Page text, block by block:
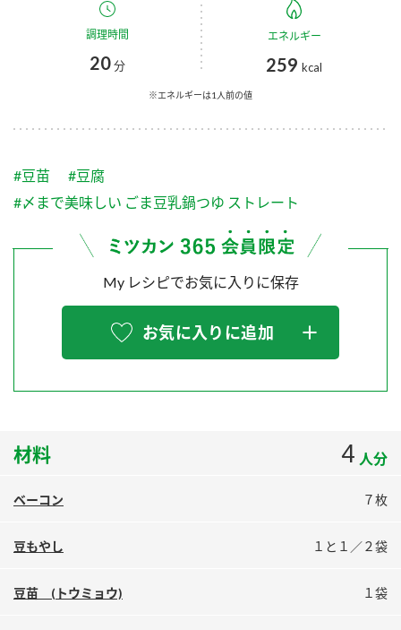
スープ 中華
ふりかけ おすしの素
炊き込みご飯の素 米飯用調味液
カンタン酢
お酢ドリンク
かおりの蔵
つゆ
鍋なび
納豆のサイト
お酢を知ろう！
ぽん酢サワー
ミツカンのCM
ミツカングループについて
企業理念
ミツカンを知る
水の文化センター（アーカイブ）
ZENB initiative
MIM（ミツカンミュージアム）
お客様相談センター
お客様の声をいかしました
販売終了製品のご案内
よくあるご質問
地図から取り扱い店舗を探す
調理時間
20分
エネルギー
259 kcal
※エネルギーは1人前の値
#豆苗
#豆腐
#〆まで美味しい ごま豆乳鍋つゆ ストレート
My レシピでお気に入りに保存
お気に入りに追加
材料 4 人分
ベーコン ７枚
豆もやし １と１／２袋
豆苗 (トウミョウ) １袋